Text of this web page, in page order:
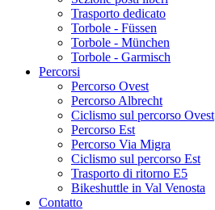
Trasporto dedicato
Torbole - Füssen
Torbole - München
Torbole - Garmisch
Percorsi
Percorso Ovest
Percorso Albrecht
Ciclismo sul percorso Ovest
Percorso Est
Percorso Via Migra
Ciclismo sul percorso Est
Trasporto di ritorno E5
Bikeshuttle in Val Venosta
Contatto